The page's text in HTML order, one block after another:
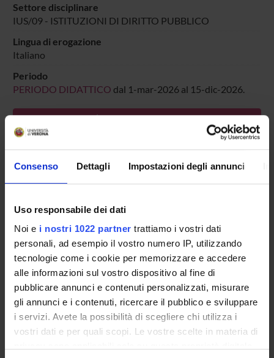
Consenso Dettagli Impostazioni degli annunci
Uso responsabile dei dati
Noi e i nostri 1022 partner trattiamo i vostri dati
personali, ad esempio il vostro numero IP, utilizzando
tecnologie come i cookie per memorizzare e accedere
alle informazioni sul vostro dispositivo al fine di
pubblicare annunci e contenuti personalizzati, misurare
gli annunci e i contenuti, ricercare il pubblico e sviluppare
i servizi. Avete la possibilità di scegliere chi utilizza i
vostri dati e per quali scopi. Le vostre scelte in materia di
Settore disciplinare
IUS/09 - ISTITUZIONI DI DIRITTO PUBBLICO
Lingua di erogazione
Italiano
Periodo
PERIODO DIDATTICO dal 1-mar-2026 al 15-dic-2026.
Avvisi relativi al corso
ORARIO LEZIONI
Presentazione
Come iscriversi
Insegnamenti
Calendario didattico
Orario lezioni
Piani didattici